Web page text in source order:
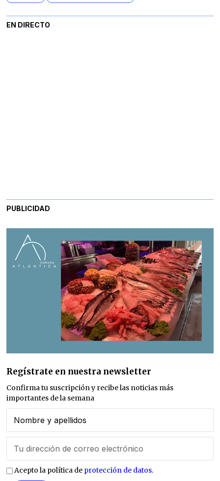
EN DIRECTO
PUBLICIDAD
Regístrate en nuestra newsletter
Confirma tu suscripción y recibe las noticias más
importantes de la semana
Acepto la política de protección de datos.